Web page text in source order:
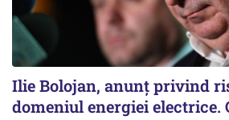
Ilie Bolojan, anunț privind
domeniul energiei electrice.